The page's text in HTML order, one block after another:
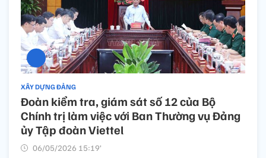
XÂY DỰNG ĐẢNG
Đoàn kiểm tra, giám sát số 12 của Bộ
Chính trị làm việc với Ban Thường vụ Đảng
ủy Tập đoàn Viettel
06/05/2026 15:19’